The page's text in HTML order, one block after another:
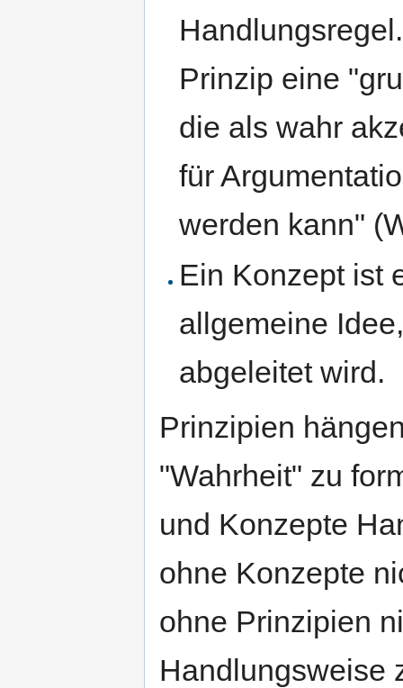
Prinzip eine
die als wahr
für
werden kann"
Ein Konzept ist
allgemeine
abgeleitet wird.
Prinzipien
"Wahrheit" zu
und Konzepte
ohne Konzepte
ohne Prinzipien
Handlungsweise